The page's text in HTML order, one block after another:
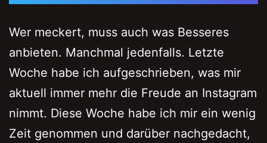
Wer meckert, muss auch was Besseres
anbieten. Manchmal jedenfalls. Letzte
Woche habe ich aufgeschrieben, was mir
aktuell immer mehr die Freude an Instagram
nimmt. Diese Woche habe ich mir ein wenig
Zeit genommen und darüber nachgedacht,